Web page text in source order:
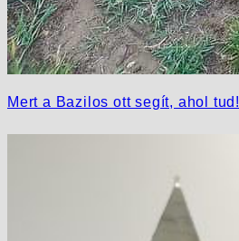
Mert a Bazilos ott segít, ahol tud!